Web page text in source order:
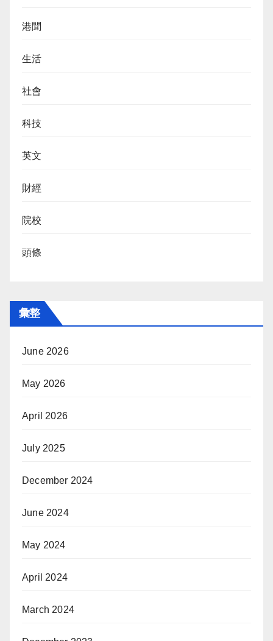
港聞
生活
社會
科技
英文
財經
院校
頭條
彙整
June 2026
May 2026
April 2026
July 2025
December 2024
June 2024
May 2024
April 2024
March 2024